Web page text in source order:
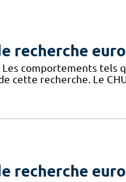
recherche
comportements tels
cette recherche. Le
recherche